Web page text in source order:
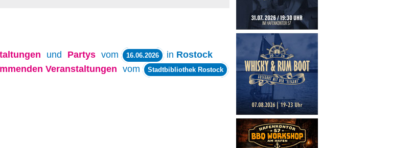
und Partys vom 16.06.2026 in Rostock
Veranstaltungen vom Stadtbibliothek Rostock